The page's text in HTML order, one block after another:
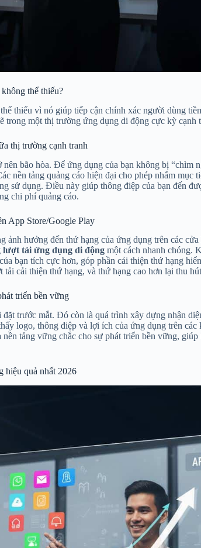
thể thiếu?
thiếu vì nó giúp tiếp cận chính xác người dùng
trong một thị trường ứng dụng di động cực kỳ cạnh
thị trường cạnh tranh
bão hòa. Để ứng dụng của bạn không bị “chìm
nền tảng quảng cáo hiện đại cho phép nhắm mục
sử dụng. Điều này giúp thông điệp của bạn đến
chi phí quảng cáo.
App Store/Google Play
ảnh hưởng đến thứ hạng của ứng dụng trên các
lượt tải ứng dụng di động một cách nhanh chóng.
bạn tích cực hơn, góp phần cải thiện thứ hạng
cải thiện thứ hạng, và thứ hạng cao hơn lại thu
triển bền vững
trước mắt. Đó còn là quá trình xây dựng nhận
logo, thông điệp và lợi ích của ứng dụng trên
tảng vững chắc cho sự phát triển bền vững,
hiệu quả nhất 2026